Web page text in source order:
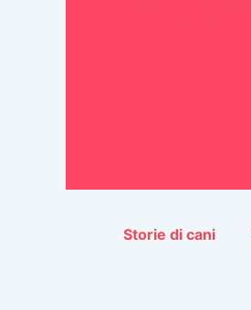
Storie di cani